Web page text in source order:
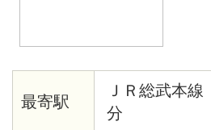
最寄駅
ＪＲ総武本
分